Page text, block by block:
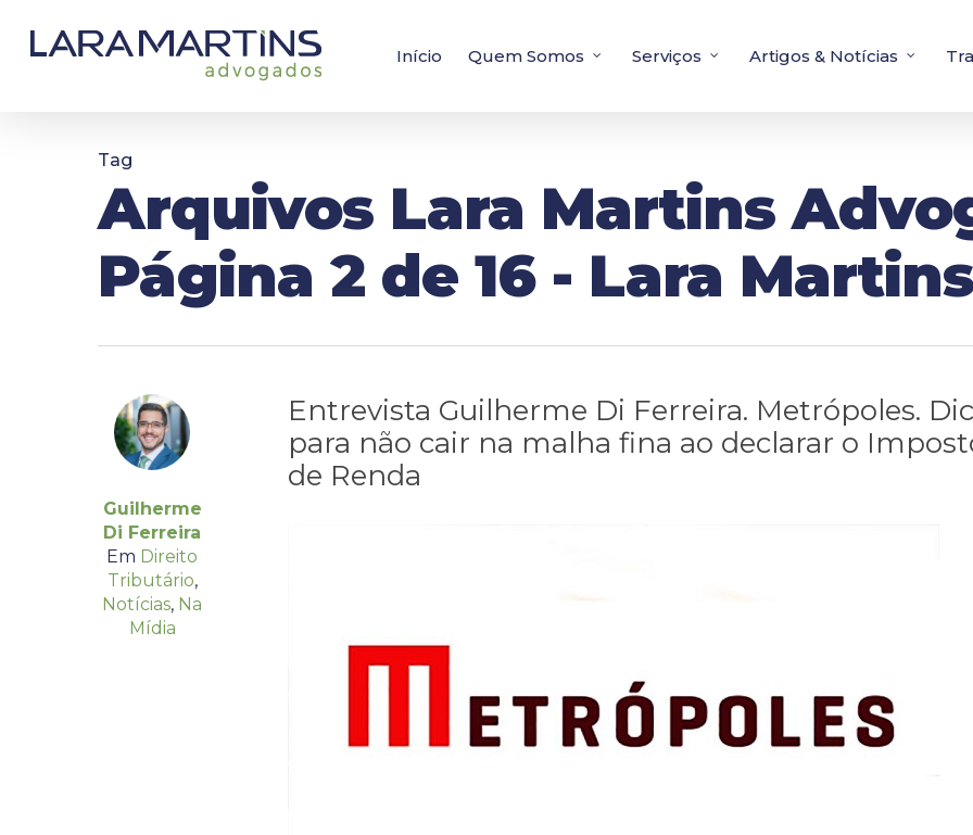
main
Início Quem Somos Serviços Artigos & Notícias
Tag
Arquivos Lara Martins
Página 2 de 16 - Lara
Guilherme
Di Ferreira
Em Direito
Tributário,
Notícias, Na
Mídia
Entrevista Guilherme Di Ferreira. Metrópoles.
para não cair na malha fina ao declarar o
de Renda